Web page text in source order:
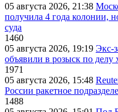
05 августа 2026, 21:38
получила 4 года колонии,
суда
1460
05 августа 2026, 19:19 Экс-
объявили в розыск по
1971
05 августа 2026, 15:48
России ракетное
1488